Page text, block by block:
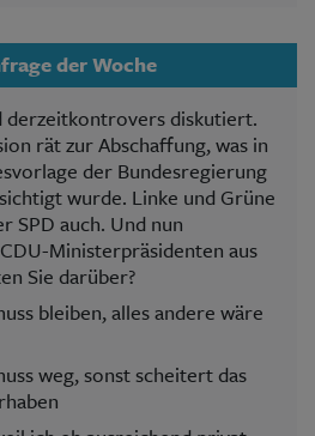
der Woche
derzeitkontrovers diskutiert.
rät zur Abschaffung, was in
der Bundesregierung
wurde. Linke und Grüne
SPD auch. Und nun
Ministerpräsidenten aus
Sie darüber?
bleiben, alles andere wäre
weg, sonst scheitert das